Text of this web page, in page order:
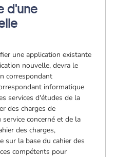
d'une
une application existante
nouvelle, devra le
correspondant
informatique
services d'études de la
des charges de
concerné et de la
des charges,
sur la base du cahier des
compétents pour